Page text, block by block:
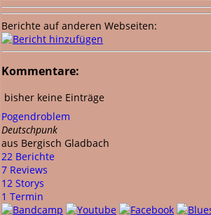
Berichte auf anderen Webseiten:
Kommentare:
bisher keine Einträge
Pogendroblem
Deutschpunk
aus Bergisch Gladbach
22 Berichte
7 Reviews
12 Storys
1 Termin